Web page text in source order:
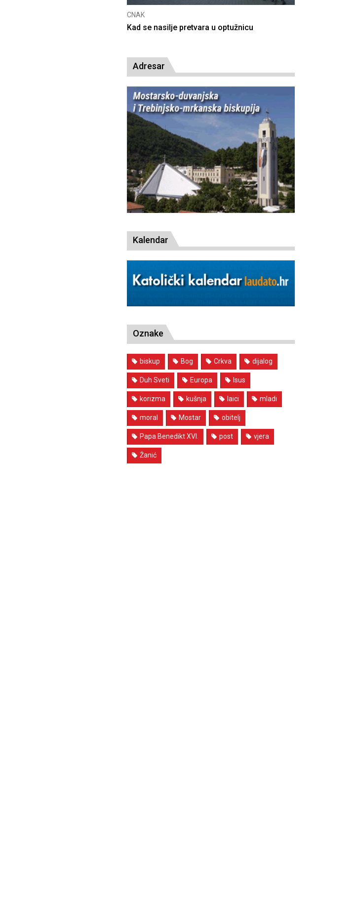
CNAK
Kad se nasilje pretvara u optužnicu
Adresar
Kalendar
Oznake
biskup Bog Crkva dijalog
Duh Sveti Europa Isus
korizma kušnja laici mladi
moral Mostar obitelj
Papa Benedikt XVI. post vjera
Žanić